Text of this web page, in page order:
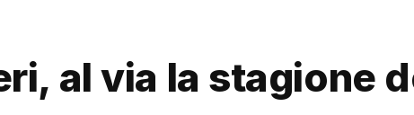
al via la stagione